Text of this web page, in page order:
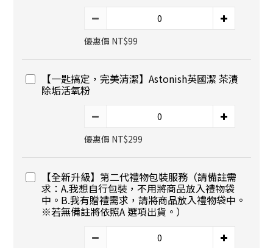
優惠價 NT$99
【一匙搞定，完美清潔】Astonish英國潔 茶漬
除垢活氧粉
優惠價 NT$299
【全新升級】第二代禮物包裝服務（請備註需
求：A.我想自行包裝，不用將商品放入禮物袋
中。B.我有贈禮需求，請將商品放入禮物袋中。
※若無備註將依照A 選項出貨。）